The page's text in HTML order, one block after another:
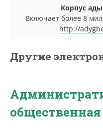
Корпус
Включает более 8
http://
Другие